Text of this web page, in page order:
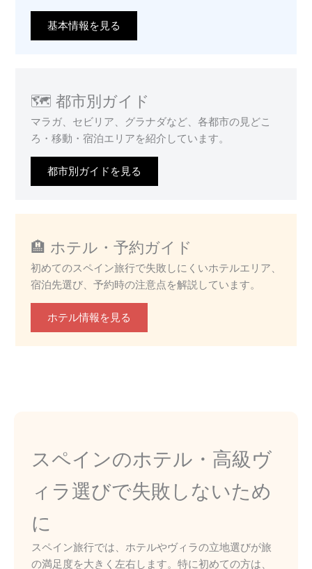
基本情報を見る
🗺️ 都市別ガイド
マラガ、セビリア、グラナダなど、各都市の見どこ
ろ・移動・宿泊エリアを紹介しています。
都市別ガイドを見る
🏨 ホテル・予約ガイド
初めてのスペイン旅行で失敗しにくいホテルエリア、
宿泊先選び、予約時の注意点を解説しています。
ホテル情報を見る
スペインのホテル・高級ヴ
ィラ選びで失敗しないため
に
スペイン旅行では、ホテルやヴィラの立地選びが旅
の満足度を大きく左右します。特に初めての方は、